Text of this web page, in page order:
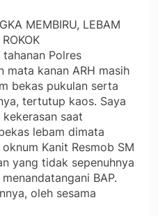
MEMBIRU, LEBAM
Polres
mata kanan ARH masih
bekas pukulan serta
tertutup kaos. Saya
saat
lebam dimata
Kanit Resmob SM
yang tidak sepenuhnya
BAP.
oleh sesama